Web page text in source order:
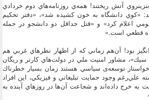
آتش ريختند! همه‌ي روزنامه‌هاي دوم خردادي
«كوي دانشگاه به خون كشيده شد»، «دفتر تحكيم
اعلام كرد» و «قتل حداقل دو دانشجو در حمله
قطعي است.»
بود! آن‌هم زماني كه از اظهار نظر‌هاي غربي هم
مشاور امنيت ملي در دولت‌هاي كارتر و ريگان
توسعه‌ی سياسي هستند زمان بسيار خطرناك
وجود حمايت تبليغاتي و فيزيكي، اين افراد
به خرج داده‌اند و شجاعت آن‌ها در روزهاي آينده به